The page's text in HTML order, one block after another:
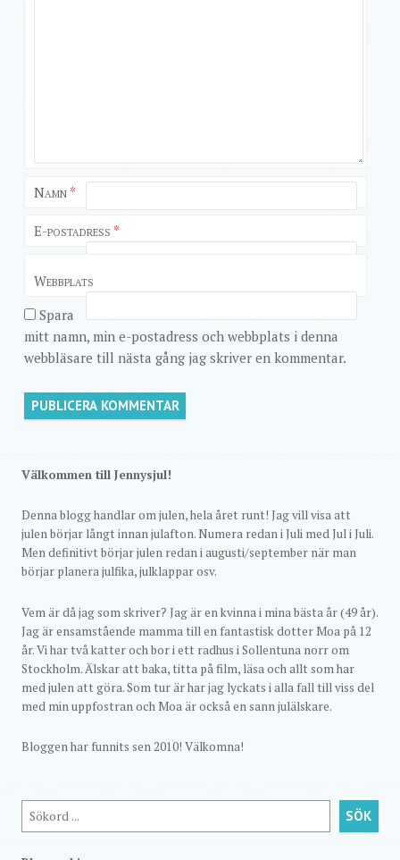
Namn *
E-postadress *
Webbplats
Spara
mitt namn, min e-postadress och webbplats i denna
webbläsare till nästa gång jag skriver en kommentar.
Välkommen till Jennysjul!
Denna blogg handlar om julen, hela året runt! Jag vill visa att
julen börjar långt innan julafton. Numera redan i Juli med Jul i Juli.
Men definitivt börjar julen redan i augusti/september när man
börjar planera julfika, julklappar osv.
Vem är då jag som skriver? Jag är en kvinna i mina bästa år (49 år).
Jag är ensamstående mamma till en fantastisk dotter Moa på 12
år. Vi har två katter och bor i ett radhus i Sollentuna norr om
Stockholm. Älskar att baka, titta på film, läsa och allt som har
med julen att göra. Som tur är har jag lyckats i alla fall till viss del
med min uppfostran och Moa är också en sann julälskare.
Bloggen har funnits sen 2010! Välkomna!
Sök SÖK